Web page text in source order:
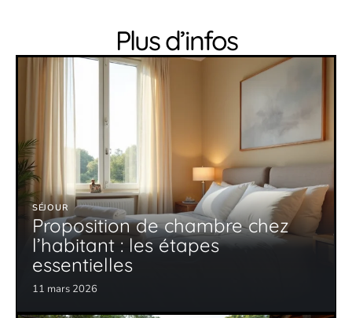
Plus d’infos
SÉJOUR
Proposition de chambre chez
l’habitant : les étapes
essentielles
11 mars 2026